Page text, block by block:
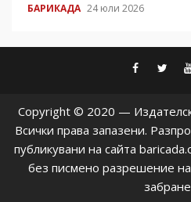
БАРИКАДА 24 юли 2026
Copyright © 2020 —
Всички права запазени.
публикувани на сайта
без писмено разрешение